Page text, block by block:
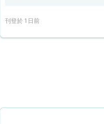
刊登於 1日前